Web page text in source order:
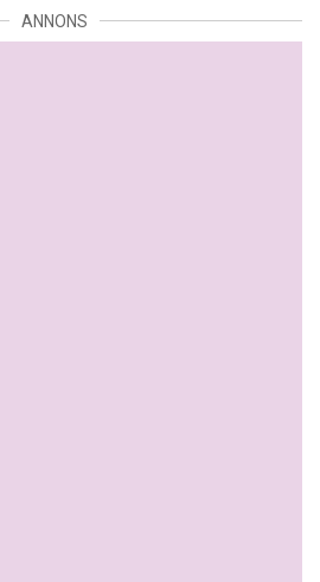
ANNONS